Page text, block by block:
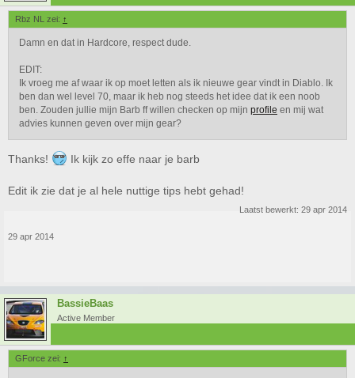
Rbz NL zei: ↑
Damn en dat in Hardcore, respect dude.
EDIT:
Ik vroeg me af waar ik op moet letten als ik nieuwe gear vindt in Diablo. Ik
ben dan wel level 70, maar ik heb nog steeds het idee dat ik een noob
ben. Zouden jullie mijn Barb ff willen checken op mijn profile en mij wat
advies kunnen geven over mijn gear?
Thanks! Ik kijk zo effe naar je barb
Edit ik zie dat je al hele nuttige tips hebt gehad!
Laatst bewerkt: 29 apr 2014
29 apr 2014
BassieBaas
Active Member
GForce zei: ↑